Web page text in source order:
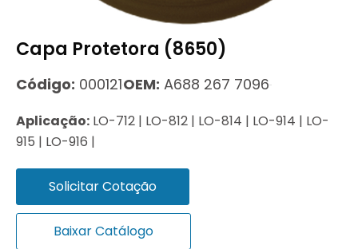
Capa Protetora (8650)
Código: 000121OEM: A688 267 7096
Aplicação: LO-712 | LO-812 | LO-814 | LO-914 | LO-
915 | LO-916 |
Solicitar Cotação
Baixar Catálogo